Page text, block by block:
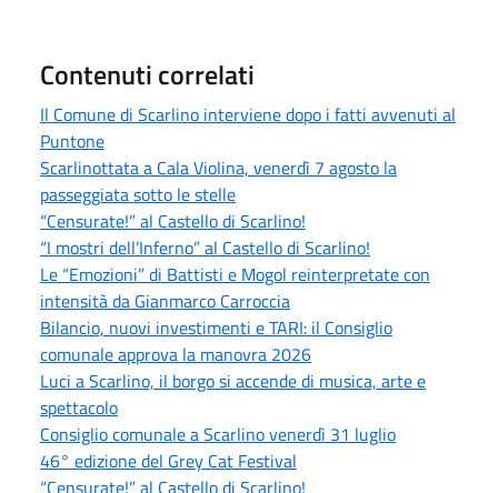
Contenuti correlati
Il Comune di Scarlino interviene dopo i fatti avvenuti al
Puntone
Scarlinottata a Cala Violina, venerdì 7 agosto la
passeggiata sotto le stelle
“Censurate!” al Castello di Scarlino!
“I mostri dell’Inferno” al Castello di Scarlino!
Le “Emozioni” di Battisti e Mogol reinterpretate con
intensità da Gianmarco Carroccia
Bilancio, nuovi investimenti e TARI: il Consiglio
comunale approva la manovra 2026
Luci a Scarlino, il borgo si accende di musica, arte e
spettacolo
Consiglio comunale a Scarlino venerdì 31 luglio
46° edizione del Grey Cat Festival
“Censurate!” al Castello di Scarlino!